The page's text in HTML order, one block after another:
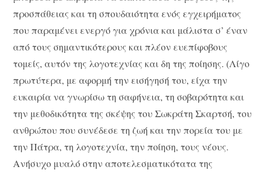
προσπάθειας και τη σπουδαιότητα ενός εγχειρήματος
που παραμένει ενεργό για χρόνια και μάλιστα σ’ έναν
από τους σημαντικότερους και πλέον ευεπίφοβους
τομείς, αυτόν της λογοτεχνίας και δη της ποίησης. (Λίγο
πρωτύτερα, με αφορμή την εισήγησή του, είχα την
ευκαιρία να γνωρίσω τη σαφήνεια, τη σοβαρότητα και
την μεθοδικότητα της σκέψης του Σωκράτη Σκαρτσή, του
ανθρώπου που συνέδεσε τη ζωή και την πορεία του με
την Πάτρα, τη λογοτεχνία, την ποίηση, τους νέους.
Ανήσυχο μυαλό στην αποτελεσματικότατα της